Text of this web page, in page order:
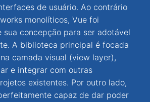
de usuário. Ao contrário
monolíticos, Vue foi
sua concepção para ser adotável
A biblioteca principal é focada
camada visual (view layer),
e integrar com outras
existentes. Por outro lado,
capaz de dar poder